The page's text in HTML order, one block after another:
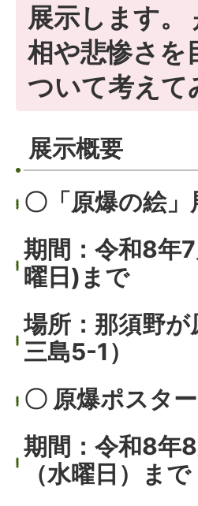
展示します。
相や悲惨さを
ついて考えて
展示概要
〇「原爆の絵」
期間：令和8年
曜日)まで
場所：那須野
三島5-1）
〇 原爆ポスタ
期間：令和8年
（水曜日）まで